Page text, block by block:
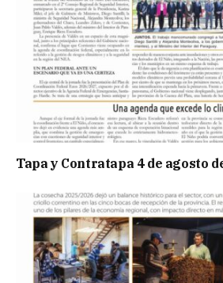
Tapa y Contratapa 4 de agosto